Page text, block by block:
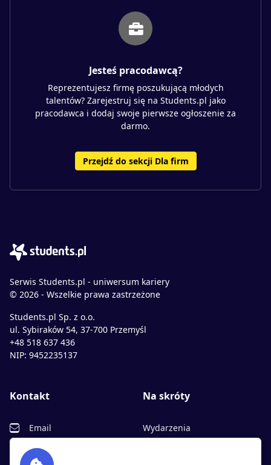
Jesteś pracodawcą?
Reprezentujesz firmę poszukującą młodych
talentów? Zarejestruj się na Students.pl jako
pracodawca i dodaj swoje pierwsze ogłoszenie za
darmo.
Przejdź do sekcji Dla firm
Serwis Students.pl - uniwersum kariery
© 2026 - Wszelkie prawa zastrzeżone
Students.pl Sp. z o.o.
ul. Sybiraków 54, 37-700 Przemyśl
+48 518 637 436
NIP: 9452235137
Kontakt
Email
Facebook
Na skróty
Wydarzenia